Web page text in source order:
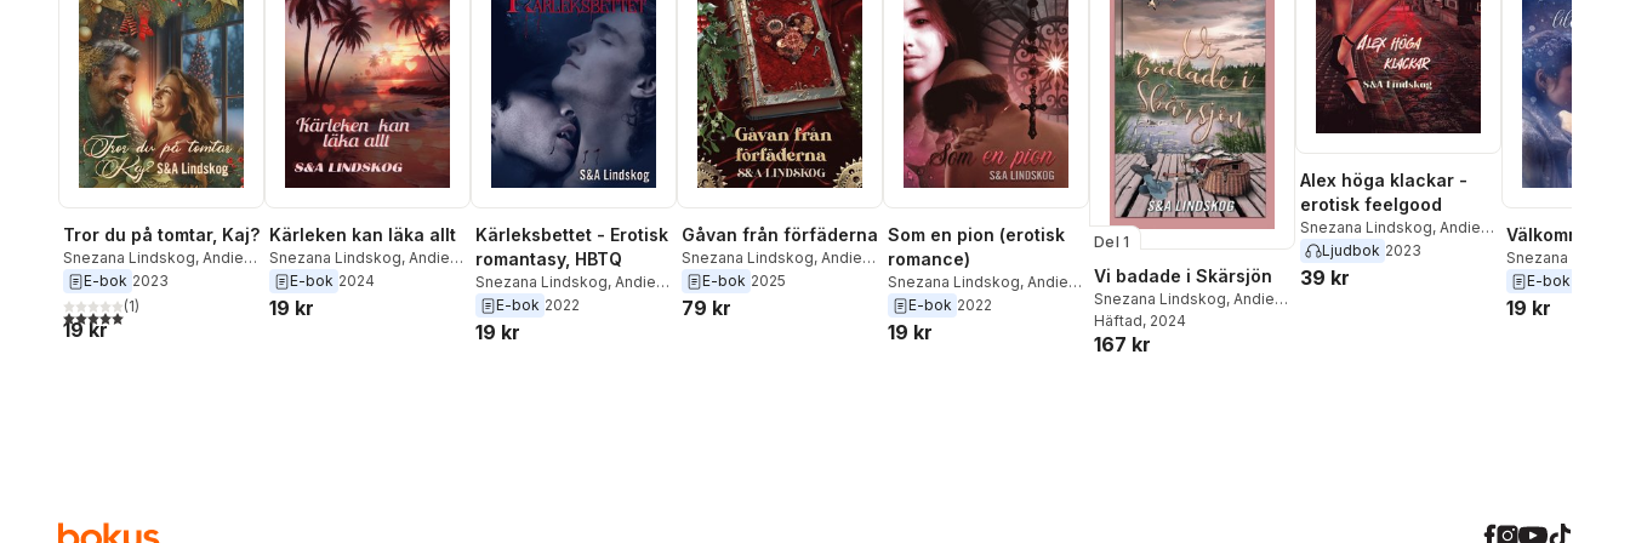
Walsh,Lisa Valtersson,Per
Lindskog, Sabine Schulz-
Svensson,Sanna Ivarsson
Snezana Lindskog,Jessica
Bylund , Alva Isaksson,
Marika Gellerstam,Beatrice
Lindberg,Jenny Jansson
Rikard Slapak,Björn
Elin Westerberg
Jörgen Leidebrant
Eriksson
Robert Lingstedt
Julia Mäkkylä,Katja
Slonawski
Chanovian
Nathalie Falk,
Nina Ehrsgård Ejlertsson,
Saga Stigsdotter,Sanna
Ivarsson,Ulrika Häll-
Lundgren
Gudrun Tegnér,Patricia
Buske, Ingbritt Wik,Frida
Ingesson,Sabine Schulz-
Svensson,Philip
Stenström,Angelica
Schachner,Lena Sanver
Sara Gren,Anja Ferm
Gustafsson,Ida A. Michael
Anna Granberg,Dan Holm
Anne-Marie Widerström,
Camilla Carlesson,Linda
Geduscheff-Törnberg,
Linda-Marie Wahlström
Tror du på tomtar, Kaj?
Snezana Lindskog, Andie
Lindskog
E-bok 2023
5,0utav 5 stjärnor. Totalt antal röster:
(1)
19 kr
Kärleken kan läka allt
Snezana Lindskog, Andie
Lindskog
E-bok 2024
19 kr
Kärleksbettet - Erotisk
romantasy, HBTQ
Snezana Lindskog, Andie
Lindskog
E-bok 2022
19 kr
Gåvan från förfäderna
Snezana Lindskog, Andie
Lindskog
E-bok 2025
79 kr
Som en pion (erotisk
romance)
Snezana Lindskog, Andie
Lindskog
E-bok 2022
19 kr
Del 1
Vi badade i Skärsjön
Snezana Lindskog, Andie
Lindskog
Häftad, 2024
167 kr
Alex höga klackar -
erotisk feelgood
Snezana Lindskog, Andie
Lindskog
Ljudbok 2023
39 kr
Välkommen
Snezana
Lindskog
E-bok
19 kr